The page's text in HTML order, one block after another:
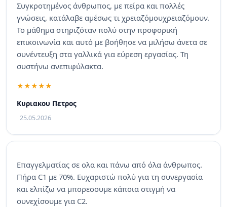
Συγκροτημένος άνθρωπος, με πείρα και πολλές
γνώσεις, κατάλαβε αμέσως τι χρειαζόμουχρειαζόμουν.
Το μάθημα στηριζόταν πολύ στην προφορική
επικοινωνία και αυτό με βοήθησε να μιλήσω άνετα σε
συνέντευξη στα γαλλικά για εύρεση εργασίας. Τη
συστήνω ανεπιφύλακτα.
Κυριακου Πετρος
25.05.2026
Επαγγελματίας σε ολα και πάνω από όλα άνθρωπος.
Πήρα C1 με 70%. Ευχαριστώ πολύ για τη συνεργασία
και ελπίζω να μπορεσουμε κάποια στιγμή να
συνεχίσουμε για C2.